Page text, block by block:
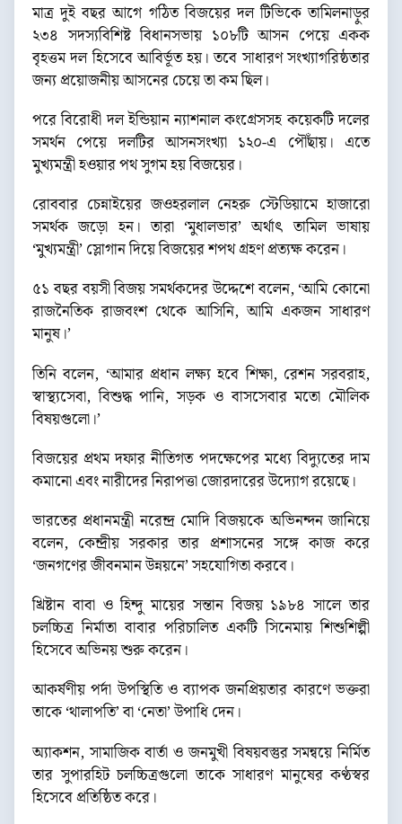
মাত্র দুই বছর আগে গঠিত বিজয়ের দল টিভিকে তামিলনাড়ুর
২৩৪ সদস্যবিশিষ্ট বিধানসভায় ১০৮টি আসন পেয়ে একক
বৃহত্তম দল হিসেবে আবির্ভূত হয়। তবে সাধারণ সংখ্যাগরিষ্ঠতার
জন্য প্রয়োজনীয় আসনের চেয়ে তা কম ছিল।
পরে বিরোধী দল ইন্ডিয়ান ন্যাশনাল কংগ্রেসসহ কয়েকটি দলের
সমর্থন পেয়ে দলটির আসনসংখ্যা ১২০-এ পৌঁছায়। এতে
মুখ্যমন্ত্রী হওয়ার পথ সুগম হয় বিজয়ের।
রোববার চেন্নাইয়ের জওহরলাল নেহরু স্টেডিয়ামে হাজারো
সমর্থক জড়ো হন। তারা ‘মুধালভার’ অর্থাৎ তামিল ভাষায়
‘মুখ্যমন্ত্রী’ স্লোগান দিয়ে বিজয়ের শপথ গ্রহণ প্রত্যক্ষ করেন।
৫১ বছর বয়সী বিজয় সমর্থকদের উদ্দেশে বলেন, ‘আমি কোনো
রাজনৈতিক রাজবংশ থেকে আসিনি, আমি একজন সাধারণ
মানুষ।’
তিনি বলেন, ‘আমার প্রধান লক্ষ্য হবে শিক্ষা, রেশন সরবরাহ,
স্বাস্থ্যসেবা, বিশুদ্ধ পানি, সড়ক ও বাসসেবার মতো মৌলিক
বিষয়গুলো।’
বিজয়ের প্রথম দফার নীতিগত পদক্ষেপের মধ্যে বিদ্যুতের দাম
কমানো এবং নারীদের নিরাপত্তা জোরদারের উদ্যোগ রয়েছে।
ভারতের প্রধানমন্ত্রী নরেন্দ্র মোদি বিজয়কে অভিনন্দন জানিয়ে
বলেন, কেন্দ্রীয় সরকার তার প্রশাসনের সঙ্গে কাজ করে
‘জনগণের জীবনমান উন্নয়নে’ সহযোগিতা করবে।
খ্রিষ্টান বাবা ও হিন্দু মায়ের সন্তান বিজয় ১৯৮৪ সালে তার
চলচ্চিত্র নির্মাতা বাবার পরিচালিত একটি সিনেমায় শিশুশিল্পী
হিসেবে অভিনয় শুরু করেন।
আকর্ষণীয় পর্দা উপস্থিতি ও ব্যাপক জনপ্রিয়তার কারণে ভক্তরা
তাকে ‘থালাপতি’ বা ‘নেতা’ উপাধি দেন।
অ্যাকশন, সামাজিক বার্তা ও জনমুখী বিষয়বস্তুর সমন্বয়ে নির্মিত
তার সুপারহিট চলচ্চিত্রগুলো তাকে সাধারণ মানুষের কণ্ঠস্বর
হিসেবে প্রতিষ্ঠিত করে।